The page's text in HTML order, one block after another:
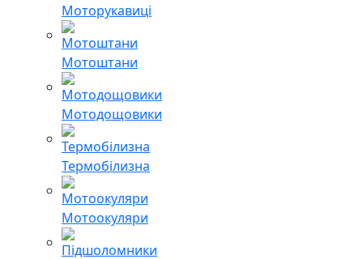
Моторукавиці
Мотоштани
Мотодощовики
Термобілизна
Мотоокуляри